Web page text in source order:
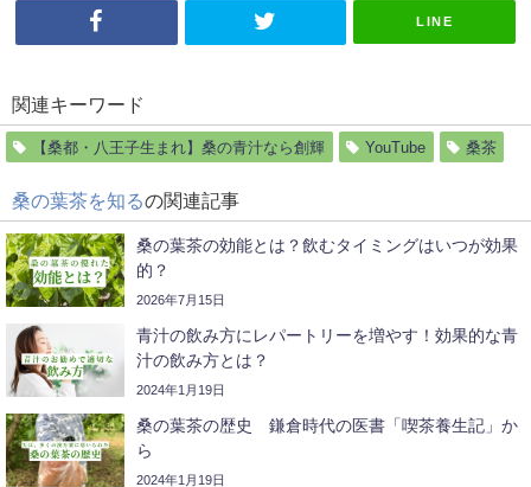
LINE
関連キーワード
【桑都・八王子生まれ】桑の青汁なら創輝 YouTube 桑茶
桑の葉茶を知るの関連記事
桑の葉茶の効能とは？飲むタイミングはいつが効果
的？
2026年7月15日
青汁の飲み方にレパートリーを増やす！効果的な青
汁の飲み方とは？
2024年1月19日
桑の葉茶の歴史 鎌倉時代の医書「喫茶養生記」か
ら
2024年1月19日